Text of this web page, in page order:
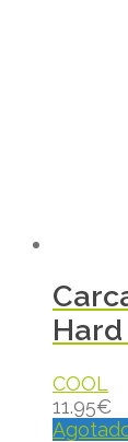
COOL
11.95€